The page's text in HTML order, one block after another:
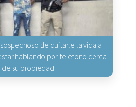
de quitarle la vida a
hablando por teléfono cerca
de su propiedad